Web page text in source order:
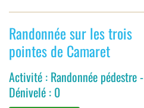
Randonnée sur les trois
pointes de Camaret
Activité : Randonnée pédestre -
Dénivelé : 0